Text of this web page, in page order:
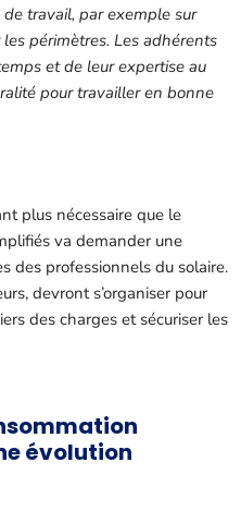
travail, par exemple sur
périmètres. Les adhérents
et de leur expertise au
pour travailler en bonne
plus nécessaire que le
va demander une
des professionnels du solaire.
devront s’organiser pour
des charges et sécuriser les
évolution